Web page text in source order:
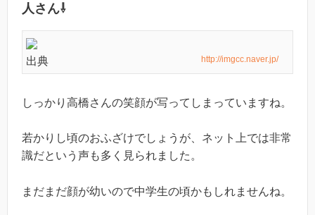
人さん⇩
出典 http://imgcc.naver.jp/
しっかり高橋さんの笑顔が写ってしまっていますね。
若かりし頃のおふざけでしょうが、ネット上では非常
識だという声も多く見られました。
まだまだ顔が幼いので中学生の頃かもしれませんね。